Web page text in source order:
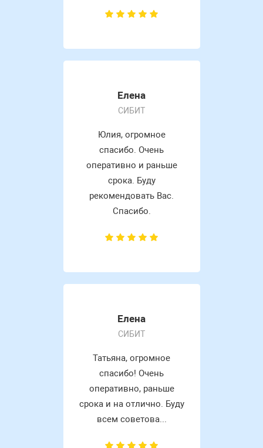
Елена
СИБИТ
Юлия, огромное
спасибо. Очень
оперативно и раньше
срока. Буду
рекомендовать Вас.
Спасибо.
Елена
СИБИТ
Татьяна, огромное
спасибо! Очень
оперативно, раньше
срока и на отлично. Буду
всем советова...